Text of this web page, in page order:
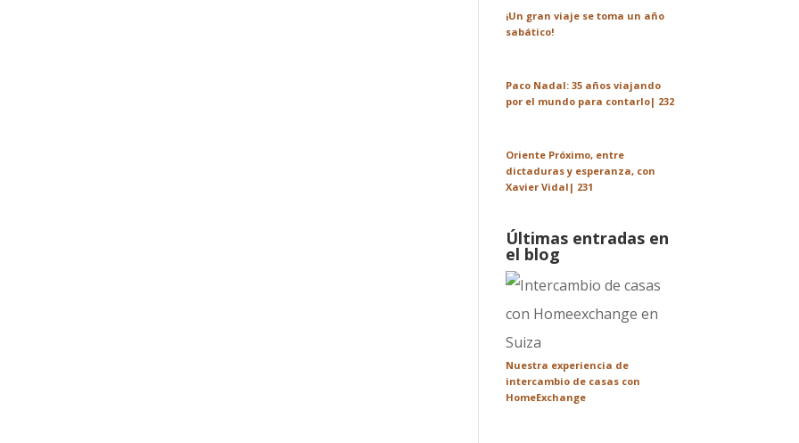
¡Un gran viaje se toma un año
sabático!
Paco Nadal: 35 años viajando
por el mundo para contarlo| 232
Oriente Próximo, entre
dictaduras y esperanza, con
Xavier Vidal| 231
Últimas entradas en
el blog
Nuestra experiencia de
intercambio de casas con
HomeExchange